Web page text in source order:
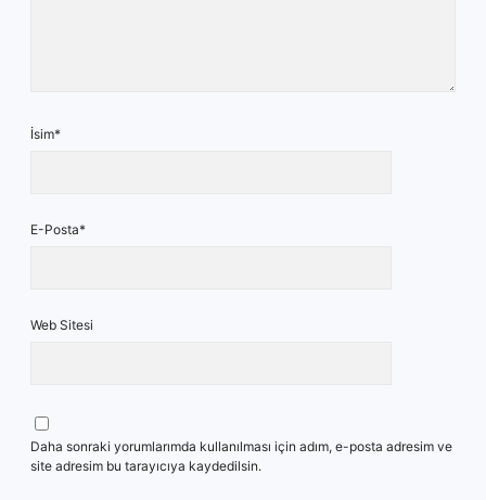
İsim*
E-Posta*
Web Sitesi
Daha sonraki yorumlarımda kullanılması için adım, e-posta adresim ve
site adresim bu tarayıcıya kaydedilsin.